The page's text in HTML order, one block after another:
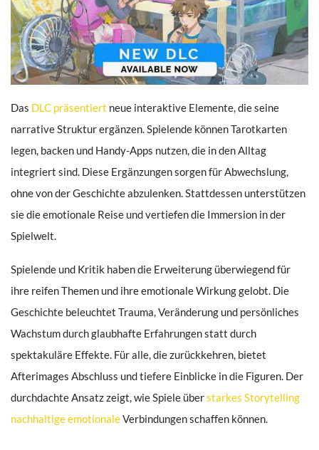
Das DLC präsentiert neue interaktive Elemente, die seine
narrative Struktur ergänzen. Spielende können Tarotkarten
legen, backen und Handy-Apps nutzen, die in den Alltag
integriert sind. Diese Ergänzungen sorgen für Abwechslung,
ohne von der Geschichte abzulenken. Stattdessen unterstützen
sie die emotionale Reise und vertiefen die Immersion in der
Spielwelt.
Spielende und Kritik haben die Erweiterung überwiegend für
ihre reifen Themen und ihre emotionale Wirkung gelobt. Die
Geschichte beleuchtet Trauma, Veränderung und persönliches
Wachstum durch glaubhafte Erfahrungen statt durch
spektakuläre Effekte. Für alle, die zurückkehren, bietet
Afterimages Abschluss und tiefere Einblicke in die Figuren. Der
durchdachte Ansatz zeigt, wie Spiele überstarkes Storytelling
nachhaltige emotionaleVerbindungen schaffen können.